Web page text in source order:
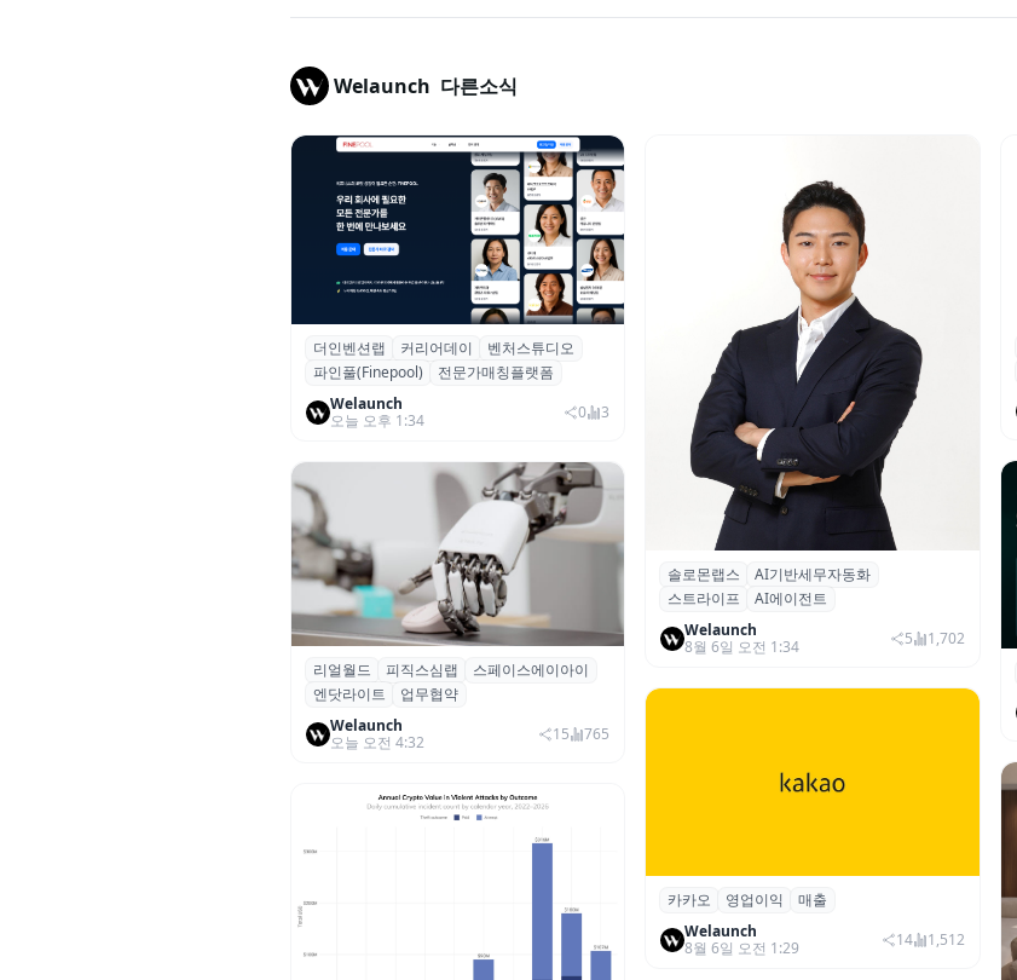
Welaunch 다른소식
더인벤션랩·커리어데이, 스타트업 전문
가 매칭 플랫폼 ‘파인풀’ 출시
더인벤션랩 커리어데이
벤처스튜디오
파인풀(Finepool)
전문가매칭플랫폼
Welaunch
오늘 오후 1:34
0 3
리얼월드, 로봇테크 스타트업 3곳과 손
잡고 휴머노이드 표준 만든다
리얼월드 피직스심랩
스페이스에이아이
엔닷라이트
업무협약
Welaunch
오늘 오전 4:32
15 765
솔로몬랩스, 스트라이프 출신 이창헌 영
입…절세 전략 AI 에이전트 개발 본격화
솔로몬랩스
AI기반세무자동화
스트라이프
AI에이전트
Welaunch
8월 6일 오전 1:34
5 1,702
카카오, 2026년 2분기 매출 2조985억·영
업이익 2770억…역대 분기 최대
카카오 영업이익
매출
Welaunch
8월 6일 오전 1:29
14 1,512